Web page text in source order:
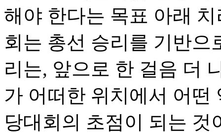
해야 한다는 목표 아래
회는 총선 승리를 기반으
리는, 앞으로 한 걸음 더
가 어떠한 위치에서 어떤
당대회의 초점이 되는 것